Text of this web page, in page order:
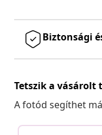
Biztonsági
Tetszik a vásárolt
A fotód segíthet